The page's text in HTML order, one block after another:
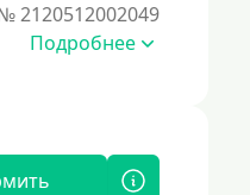
2120512002049
Подробнее